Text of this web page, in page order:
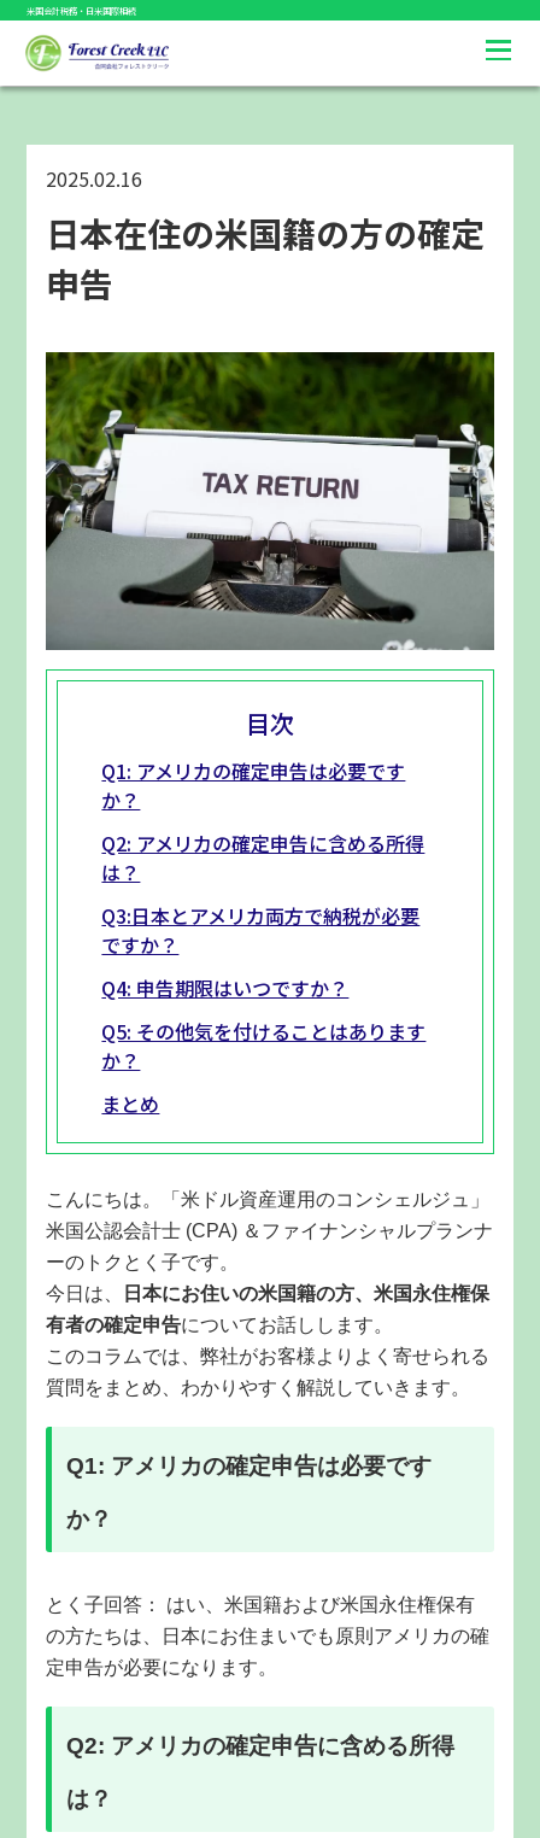
米国会計税務・日米国際相続
2025.02.16
日本在住の米国籍の方の確定
申告
目次
Q1: アメリカの確定申告は必要です
か？
Q2: アメリカの確定申告に含める所得
は？
Q3:日本とアメリカ両方で納税が必要
ですか？
Q4: 申告期限はいつですか？
Q5: その他気を付けることはあります
か？
まとめ
こんにちは。「米ドル資産運用のコンシェルジュ」
米国公認会計士 (CPA) ＆ファイナンシャルプランナ
ーのトクとく子です。
今日は、
日本にお住いの米国籍の方、米国永住権保
有者の確定申告についてお話しします。
このコラムでは、弊社がお客様よりよく寄せられる
質問をまとめ、わかりやすく解説していきます。
Q1: アメリカの確定申告は必要です
か？
とく子回答： はい、米国籍および米国永住権保有
の方たちは、日本にお住まいでも原則アメリカの確
定申告が必要になります。
Q2: アメリカの確定申告に含める所得
は？